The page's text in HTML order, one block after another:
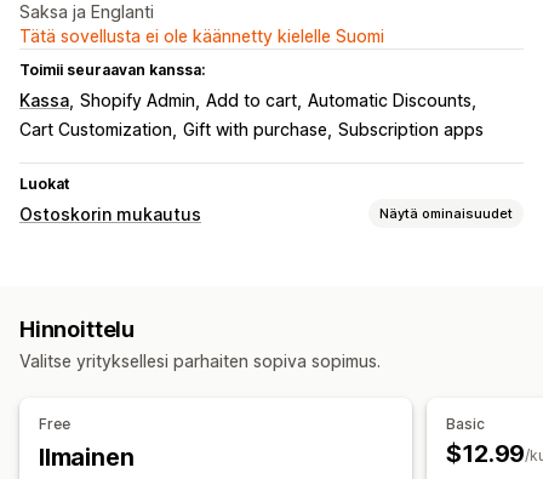
Saksa ja Englanti
Tätä sovellusta ei ole käännetty kielelle Suomi
Toimii seuraavan kanssa:
Kassa Shopify Admin Add to cart Automatic Discounts
Cart Customization Gift with purchase Subscription apps
Luokat
Ostoskorin mukautus Näytä ominaisuudet
Mukautettu HTML-koodi
Alennuskentät Kampanjat
Lahjan paketointi
Hinnoittelu
Valitse yrityksellesi parhaiten sopiva sopimus.
Free
Ilmainen
Basic
$12.99/